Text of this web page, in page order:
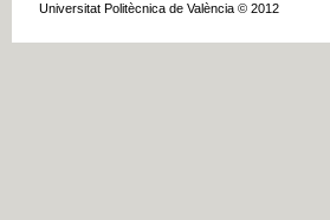
Universitat Politècnica de València © 2012